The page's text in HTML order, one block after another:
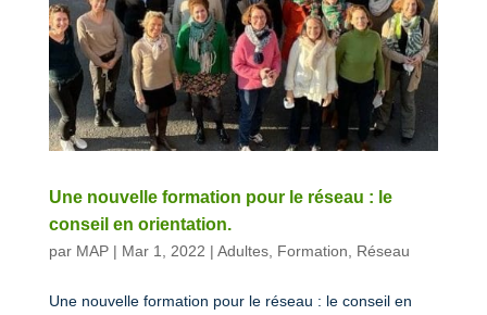
Une nouvelle formation pour le réseau : le
conseil en orientation.
par MAP| Mar 1, 2022 | Adultes, Formation Réseau
Une nouvelle formation pour le réseau : le conseil en